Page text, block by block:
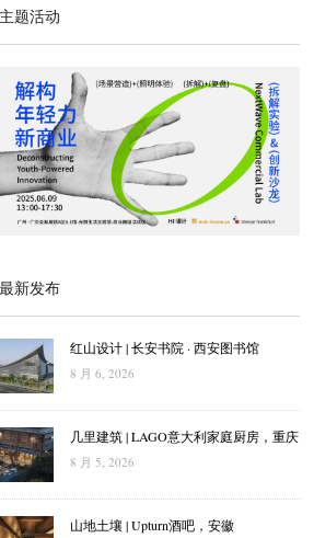
题活动
新发布
红山设计 | 长安书院 · 西安图书馆
8 月 6, 2026
几里建筑 | LAGO意大利家庭厨房，重庆
8 月 5, 2026
山地土壤 | Upturn酒吧，安徽